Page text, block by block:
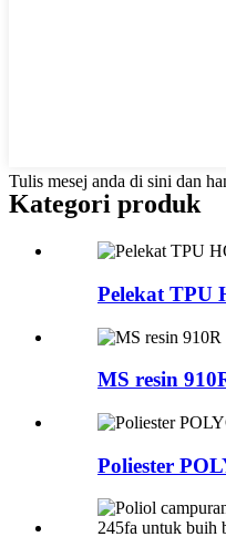
Tulis mesej anda di sini dan
Kategori produk
Pelekat TPU
MS resin
Poliester